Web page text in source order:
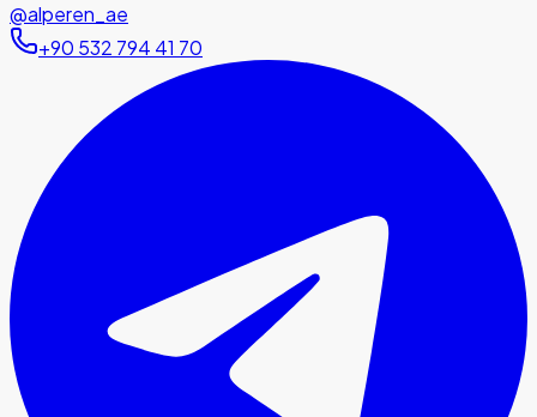
@alperen_ae
+90 532 794 41 70